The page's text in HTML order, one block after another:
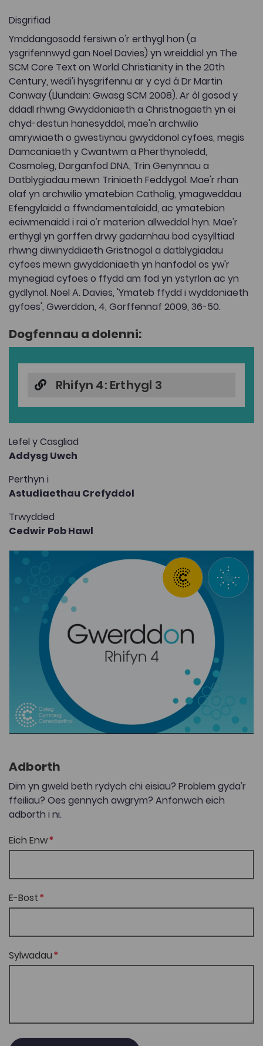
Disgrifiad
Ymddangosodd fersiwn o'r erthygl hon (a
ysgrifennwyd gan Noel Davies) yn wreiddiol yn The
SCM Core Text on World Christianity in the 20th
Century, wedi'i hysgrifennu ar y cyd â Dr Martin
Conway (Llundain: Gwasg SCM 2008). Ar ôl gosod y
ddadl rhwng Gwyddoniaeth a Christnogaeth yn ei
chyd-destun hanesyddol, mae'n archwilio
amrywiaeth o gwestiynau gwyddonol cyfoes, megis
Damcaniaeth y Cwantwm a Pherthynoledd,
Cosmoleg, Darganfod DNA, Trin Genynnau a
Datblygiadau mewn Triniaeth Feddygol. Mae'r rhan
olaf yn archwilio ymatebion Catholig, ymagweddau
Efengylaidd a ffwndamentalaidd, ac ymatebion
eciwmenaidd i rai o'r materion allweddol hyn. Mae'r
erthygl yn gorffen drwy gadarnhau bod cysylltiad
rhwng diwinyddiaeth Gristnogol a datblygiadau
cyfoes mewn gwyddoniaeth yn hanfodol os yw'r
mynegiad cyfoes o ffydd am fod yn ystyrlon ac yn
gydlynol. Noel A. Davies, 'Ymateb ffydd i wyddoniaeth
gyfoes', Gwerddon, 4, Gorffennaf 2009, 36-50.
Dogfennau a dolenni:
Rhifyn 4: Erthygl 3
Lefel y Casgliad
Addysg Uwch
Perthyn i
Astudiaethau Crefyddol
Trwydded
Cedwir Pob Hawl
Adborth
Dim yn gweld beth rydych chi eisiau? Problem gyda'r
ffeiliau? Oes gennych awgrym? Anfonwch eich
adborth i ni.
Eich Enw
E-Bost
Sylwadau